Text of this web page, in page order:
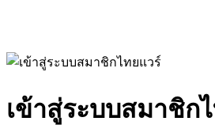
เข้าสู่ระบบสมาชิก